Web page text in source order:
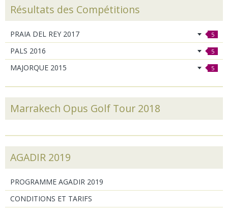
Résultats des Compétitions
PRAIA DEL REY 2017 5
PALS 2016 5
MAJORQUE 2015 5
Marrakech Opus Golf Tour 2018
AGADIR 2019
PROGRAMME AGADIR 2019
CONDITIONS ET TARIFS